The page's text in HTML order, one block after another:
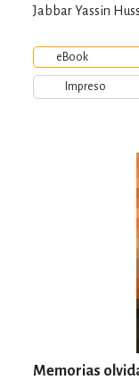
Jabbar Yassin
eBook
Impreso
Memorias